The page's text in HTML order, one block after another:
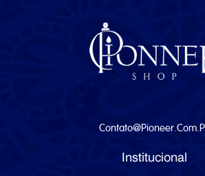
Institucional